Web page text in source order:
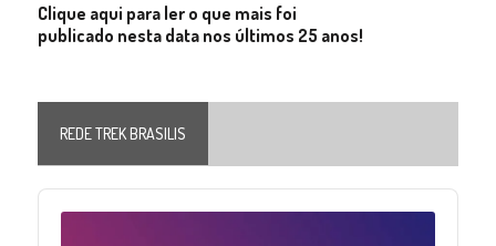
Clique aqui para ler o que mais foi
publicado nesta data nos últimos 25 anos!
REDE TREK BRASILIS
Audio
Player